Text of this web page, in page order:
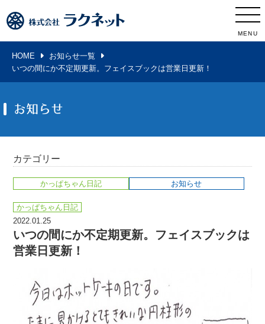
MENU
HOME
お知らせ一覧
いつの間にか不定期更新。フェイスブックは営業日更新！
お知らせ
かっぱちゃん日記
2022.01.25
いつの間にか不定期更新。フェイスブックは
営業日更新！
カテゴリー
かっぱちゃん日記 お知らせ